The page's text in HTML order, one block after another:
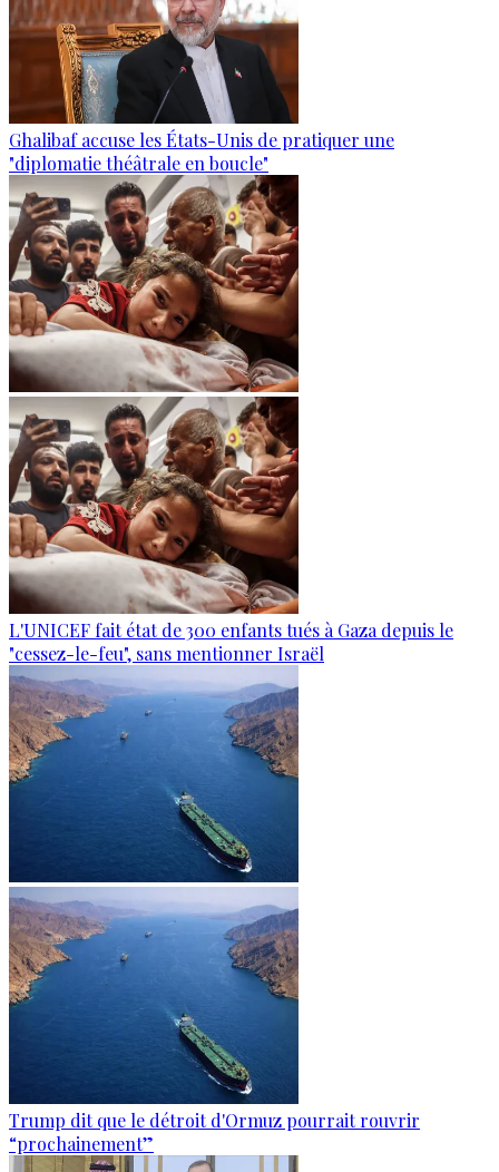
Ghalibaf accuse les États-Unis de pratiquer une
"diplomatie théâtrale en boucle"
L'UNICEF fait état de 300 enfants tués à Gaza depuis le
"cessez-le-feu", sans mentionner Israël
Trump dit que le détroit d'Ormuz pourrait rouvrir
“prochainement”